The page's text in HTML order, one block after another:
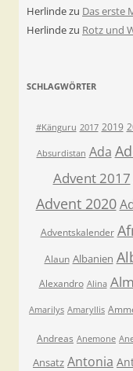
Herlindezu Das erste
Herlindezu Rotz und
SCHLAGWÖRTER
#Känguru 2017 2019
Absurdistan Ada
Advent 2017
Advent 2020
Adventskalender
Alaun Albanien
Alexandro Alina
Amarilys Amaryllis
Andreas Anemone
Ansatz Antonia